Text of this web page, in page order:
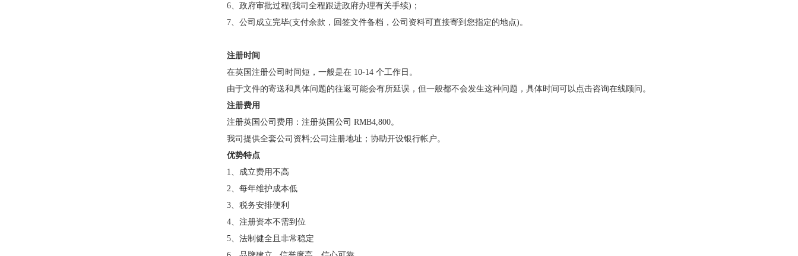
6、 政府审批过程(我司全程跟进政府办理有关手续)；
7、 公司成立完毕(支付余款，回签文件备档，公司资料可直接寄到您指定的地点)。
注册时间
在英国注册公司时间短， 一般是在 10-14 个工作日 。
由于文件的寄送和具体问题的往返可能会有所延误，但一般都不会发生这种问题，具体时间可以点击咨询在线顾问。
注册费用
注册英国公司费用： 注册英国公司 RMB4,800。
我司提供全套公司资料;公司注册地址；协助开设银行帐户。
优势特点
1、 成立费用不高
2、 每年维护成本低
3、 税务安排便利
4、 注册资本不需到位
5、 法制健全且非常稳定